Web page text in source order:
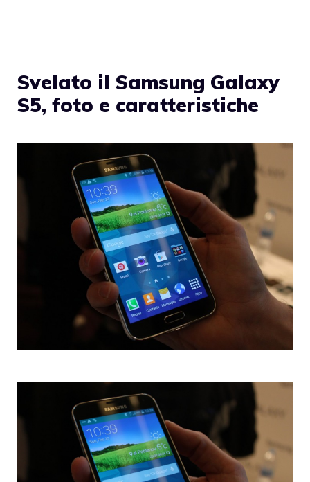
Svelato il Samsung Galaxy
S5, foto e caratteristiche